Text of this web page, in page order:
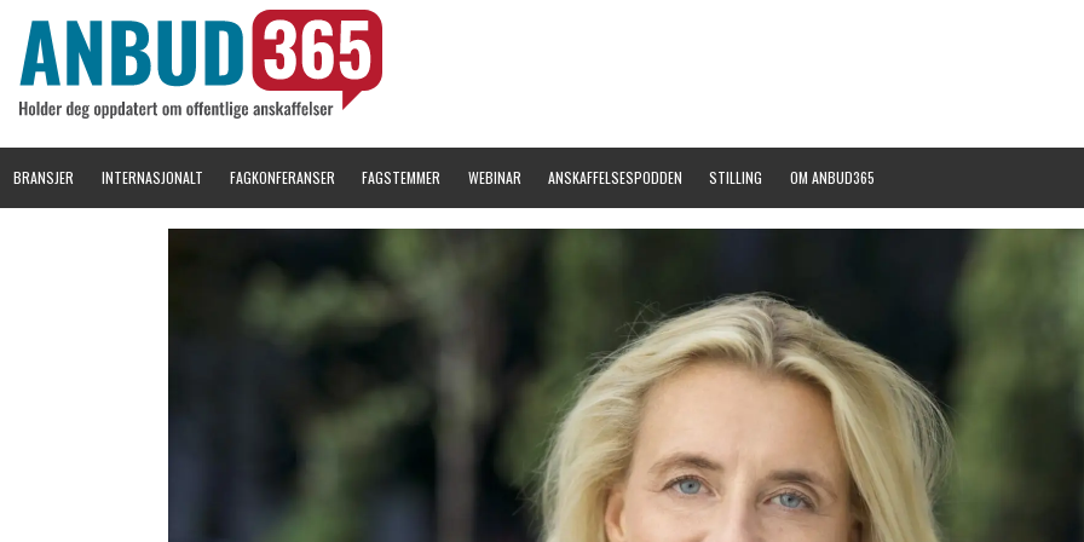
BRANSJER INTERNASJONALT FAGKONFERANSER FAGSTEMMER WEBINAR ANSKAFFELSESPODDEN STILLING OM ANBUD365